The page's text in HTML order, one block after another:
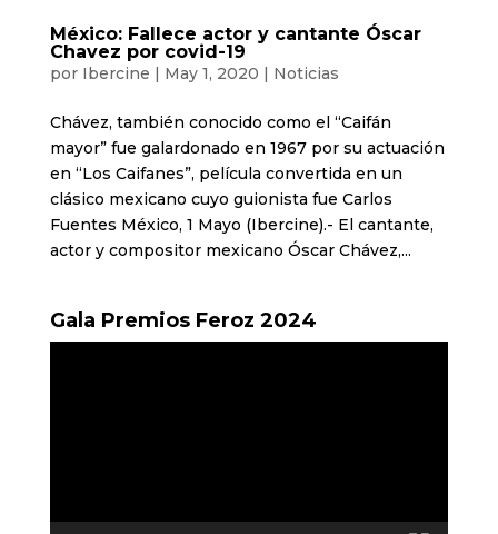
México: Fallece actor y cantante Óscar
Chavez por covid-19
por Ibercine May 1, 2020 Noticias
Chávez, también conocido como el “Caifán
mayor” fue galardonado en 1967 por su actuación
en “Los Caifanes”, película convertida en un
clásico mexicano cuyo guionista fue Carlos
Fuentes México, 1 Mayo (Ibercine).- El cantante,
actor y compositor mexicano Óscar Chávez,...
Gala Premios Feroz 2024